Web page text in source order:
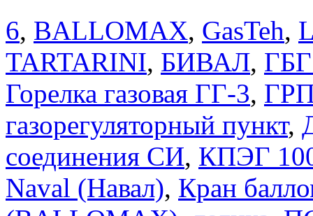
6, BALLOMAX, GasTeh,
TARTARINI, БИВАЛ,
Горелка газовая ГГ-3,
газорегуляторный пункт,
соединения СИ, КПЭГ
Naval (Навал), Кран